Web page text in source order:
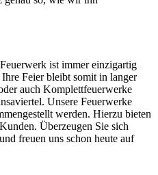
ist immer einzigartig
Feier bleibt somit in langer
auch Komplettfeuerwerke
Unsere Feuerwerke
werden. Hierzu bieten
Überzeugen Sie sich
freuen uns schon heute auf